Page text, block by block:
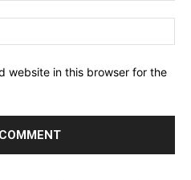
website in this browser for the